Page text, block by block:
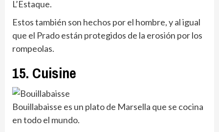
L’Estaque.
Estos también son hechos por el hombre, y al igual
que el Prado están protegidos de la erosión por los
rompeolas.
15. Cuisine
Bouillabaisse es un plato de Marsella que se cocina
en todo el mundo.